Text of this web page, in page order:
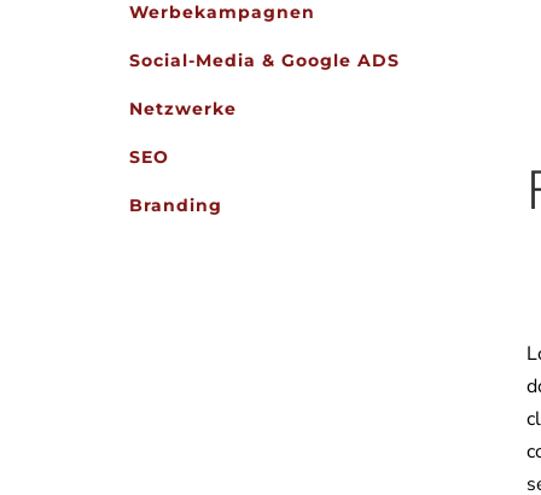
Werbekampagnen
Social-Media & Google ADS
Netzwerke
SEO
Branding